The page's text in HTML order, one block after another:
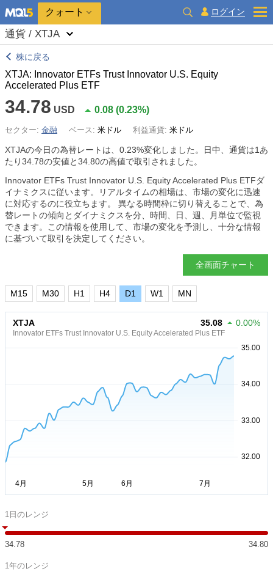
クォート ログイン
通貨 / XTJA
株に戻る
XTJA: Innovator ETFs Trust Innovator U.S. Equity
Accelerated Plus ETF
34.78 USD 0.08 (0.23%)
セクター: 金融 ベース: 米ドル 利益通貨: 米ドル
XTJAの今日の為替レートは、 0.23%変化しました。日中、通貨は1あ
たり34.78の安値と34.80の高値で取引されました。
Innovator ETFs Trust Innovator U.S. Equity Accelerated Plus ETFダ
イナミクスに従います。リアルタイムの相場は、市場の変化に迅速
に対応するのに役立ちます。 異なる時間枠に切り替えることで、為
替レートの傾向とダイナミクスを分、時間、日、週、月単位で監視
できます。この情報を使用して、市場の変化を予測し、十分な情報
に基づいて取引を決定してください。
全画面チャート
M15 M30 H1 H4 D1 W1 MN
XTJA
Innovator ETFs Trust Innovator U.S. Equity Accelerated Plus ETF
35.08 0.00%
1日のレンジ
34.78 34.80
1年のレンジ